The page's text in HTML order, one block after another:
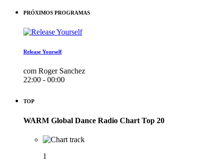
PRÓXIMOS PROGRAMAS
Release Yourself
com Roger Sanchez
22:00 - 00:00
TOP
WARM Global Dance Radio Chart Top 20
1